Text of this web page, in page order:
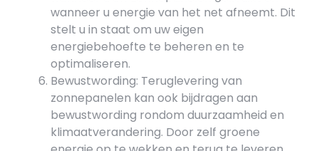
wanneer u energie van het net afneemt. Dit
stelt u in staat om uw eigen
energiebehoefte te beheren en te
optimaliseren.
Bewustwording: Teruglevering van
zonnepanelen kan ook bijdragen aan
bewustwording rondom duurzaamheid en
klimaatverandering. Door zelf groene